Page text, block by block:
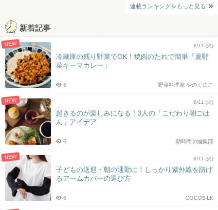
連載ランキングをもっと見る
新着記事
NEW 8/11 (火)
冷蔵庫の残り野菜でOK！焼肉のたれで簡単「夏野
菜キーマカレー」
野菜料理家 やのくにこ
6
NEW 8/11 (火)
起きるのが楽しみになる！3人の「こだわり朝ごは
ん」アイデア
朝時間.jp編集部
6
NEW 8/11 (火)
子どもの送迎・朝の通勤に！しっかり紫外線を防げ
るアームカバーの選び方
COCOSILK
6